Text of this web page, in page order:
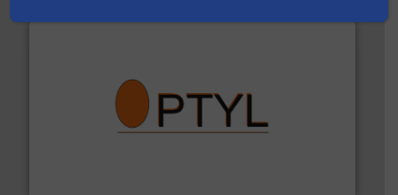
aanspreekpunt voor uw vragen omtrent stof.